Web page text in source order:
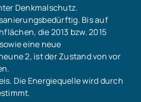
Denkmalschutz.
Bis auf
die 2013 bzw. 2015
eine neue
2, ist der Zustand von vor
Die Energiequelle wird durch